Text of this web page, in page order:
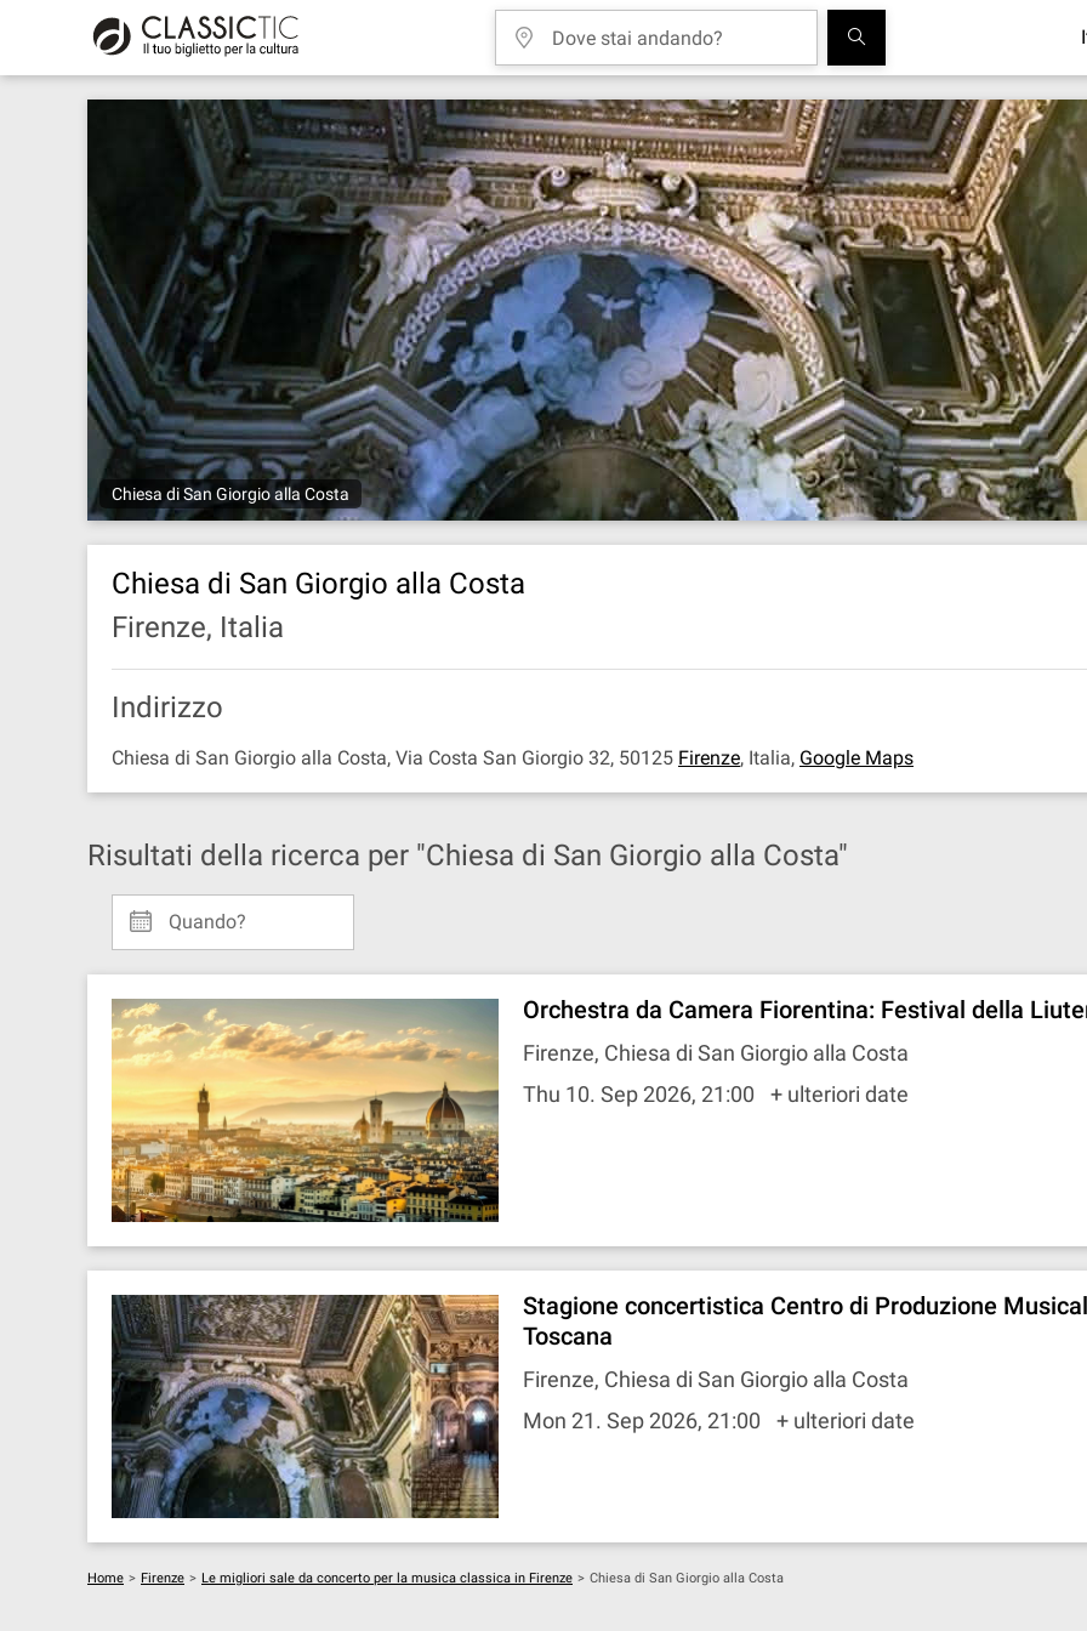
Chiesa di San Giorgio alla Costa
Chiesa di San Giorgio alla Costa
Firenze, Italia
Indirizzo
Chiesa di San Giorgio alla Costa, Via Costa San Giorgio 32, 50125 Firenze, Italia, Google Maps
Risultati della ricerca per "Chiesa di San Giorgio alla Costa"
Quando?
Orchestra da Camera Fiorentina: Festival della
Firenze, Chiesa di San Giorgio alla Costa
Thu 10. Sep 2026, 21:00
+ ulteriori date
Stagione concertistica Centro di Produzione
Toscana
Firenze, Chiesa di San Giorgio alla Costa
Mon 21. Sep 2026, 21:00
+ ulteriori date
Home > Firenze > Le migliori sale da concerto per la musica classica in Firenze > Chiesa di San Giorgio alla Costa